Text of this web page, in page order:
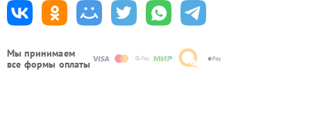
Мы принимаем
все формы оплаты